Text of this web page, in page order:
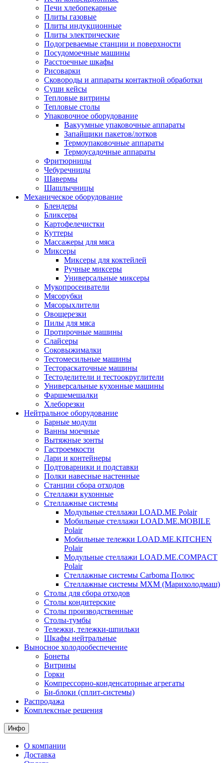
Печи хлебопекарные
Плиты газовые
Плиты индукционные
Плиты электрические
Подогреваемые станции и поверхности
Посудомоечные машины
Расстоечные шкафы
Рисоварки
Сковороды и аппараты контактной обработки
Суши кейсы
Тепловые витрины
Тепловые столы
Упаковочное оборудование
Вакуумные упаковочные аппараты
Запайщики пакетов/лотков
Термоупаковочные аппараты
Термоусадочные аппараты
Фритюрницы
Чебуречницы
Шавермы
Шашлычницы
Механическое оборудование
Блендеры
Бликсеры
Картофелечистки
Куттеры
Массажеры для мяса
Миксеры
Миксеры для коктейлей
Ручные миксеры
Универсальные миксеры
Мукопросеиватели
Мясорубки
Мясорыхлители
Овощерезки
Пилы для мяса
Протирочные машины
Слайсеры
Соковыжималки
Тестомесильные машины
Тестораскаточные машины
Тестоделители и тестоокруглители
Универсальные кухонные машины
Фаршемешалки
Хлеборезки
Нейтральное оборудование
Барные модули
Ванны моечные
Вытяжные зонты
Гастроемкости
Лари и контейнеры
Подтоварники и подставки
Полки навесные настенные
Станции сбора отходов
Стеллажи кухонные
Стеллажные системы
Модульные стеллажи LOAD.ME Polair
Мобильные стеллажи LOAD.ME.MOBILE
Polair
Мобильные тележки LOAD.ME.KITCHEN
Polair
Модульные стеллажи LOAD.ME.COMPACT
Polair
Стеллажные системы Carboma Полюс
Стеллажные системы МХМ (Марихолодмаш)
Столы для сбора отходов
Столы кондитерские
Столы производственные
Столы-тумбы
Тележки, тележки-шпильки
Шкафы нейтральные
Выносное холодообеспечение
Бонеты
Витрины
Горки
Компрессорно-конденсаторные агрегаты
Би-блоки (сплит-системы)
Распродажа
Комплексные решения
Инфо
О компании
Доставка